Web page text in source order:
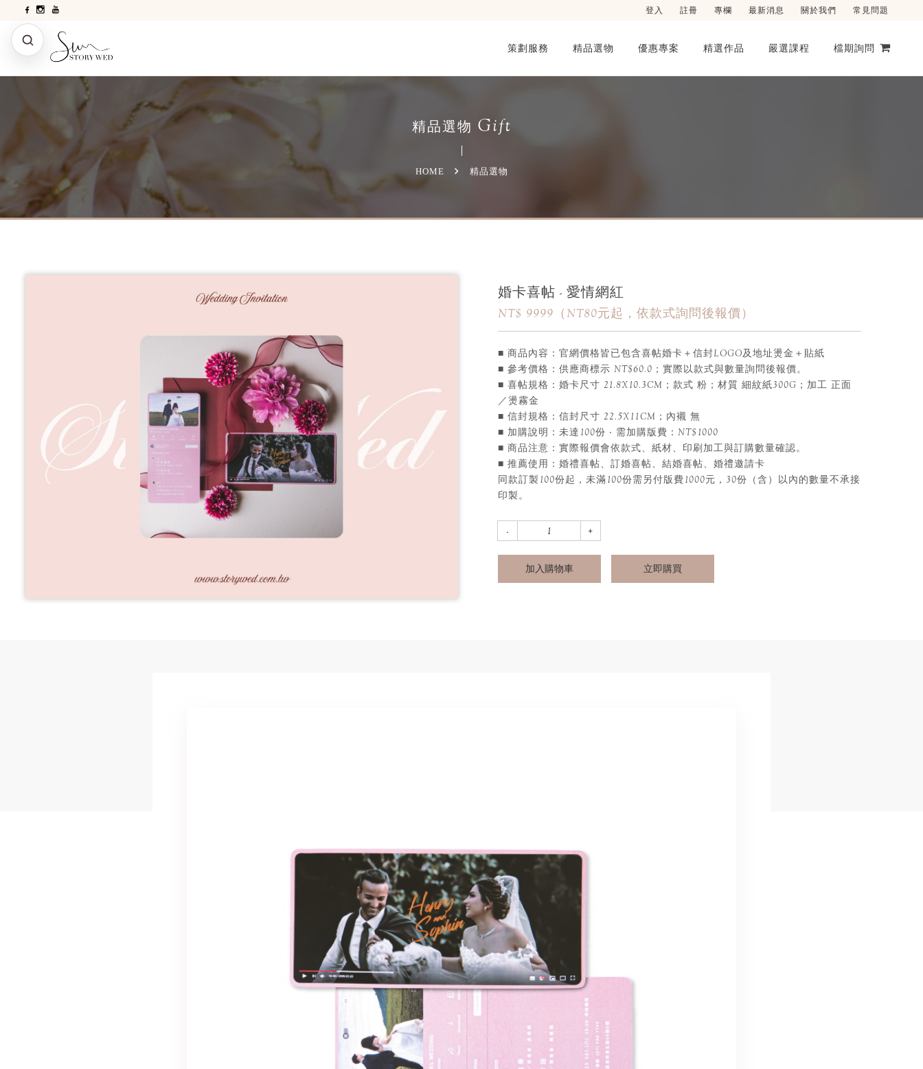
登入 註冊 專欄 最新消息 關於我們 常見問題
策劃服務 精品選物 優惠專案 精選作品 嚴選課程 檔期詢問
精品選物 Gift
HOME 精品選物
婚卡喜帖 - 愛情網紅
NT$ 9999（NT80元起，依款式詢問後報價）
■ 商品內容：官網價格皆已包含喜帖婚卡＋信封LOGO及地址燙金＋貼紙
■ 參考價格：供應商標示 NT$60.0；實際以款式與數量詢問後報價。
■ 喜帖規格：婚卡尺寸 21.8X10.3CM；款式 粉；材質 細紋紙300G；加工 正面
／燙霧金
■ 信封規格：信封尺寸 22.5X11CM；內襯 無
■ 加購說明：未達100份 ‧ 需加購版費：NT$1000
■ 商品注意：實際報價會依款式、紙材、印刷加工與訂購數量確認。
■ 推薦使用：婚禮喜帖、訂婚喜帖、結婚喜帖、婚禮邀請卡
同款訂製100份起，未滿100份需另付版費1000元，30份（含）以內的數量不承接
印製。
加入購物車 立即購買